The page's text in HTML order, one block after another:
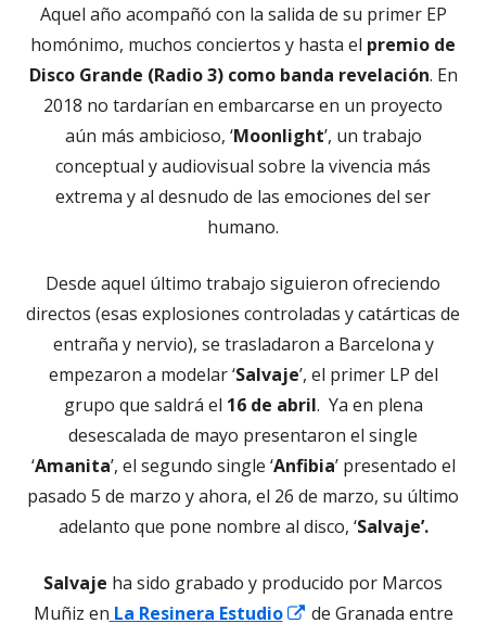
Aquel año acompañó con la salida de su primer EP
homónimo, muchos conciertos y hasta el premio de
Disco Grande (Radio 3) como banda revelación. En
2018 no tardarían en embarcarse en un proyecto
aún más ambicioso, ‘Moonlight’, un trabajo
conceptual y audiovisual sobre la vivencia más
extrema y al desnudo de las emociones del ser
humano.
Desde aquel último trabajo siguieron ofreciendo
directos (esas explosiones controladas y catárticas de
entraña y nervio), se trasladaron a Barcelona y
empezaron a modelar ‘Salvaje’, el primer LP del
grupo que saldrá el 16 de abril. Ya en plena
desescalada de mayo presentaron el single
‘Amanita’, el segundo single ‘Anfibia’ presentado el
pasado 5 de marzo y ahora, el 26 de marzo, su último
adelanto que pone nombre al disco, ‘Salvaje’.
Salvaje ha sido grabado y producido por Marcos
Muñiz en La Resinera Estudio
Abrir
de Granada entre